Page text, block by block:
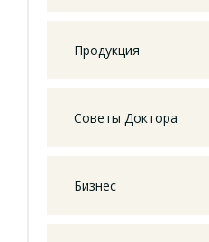
Продукция
Советы Доктора
Бизнес